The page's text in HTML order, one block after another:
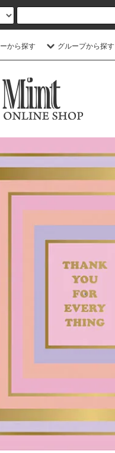
から探す グループから探す